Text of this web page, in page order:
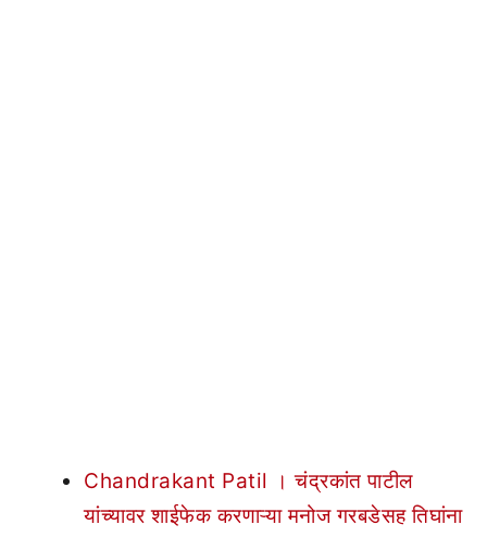
Chandrakant Patil । चंद्रकांत पाटील
यांच्यावर शाईफेक करणाऱ्या मनोज गरबडेसह तिघांना